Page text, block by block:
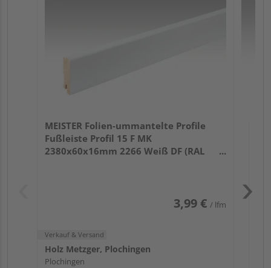
MEISTER Folien-ummantelte Profile
Fußleiste Profil 15 F MK
2380x60x16mm 2266 Weiß DF (RAL
3,99 € / lfm
Verkauf & Versand
Holz Metzger, Plochingen
Plochingen